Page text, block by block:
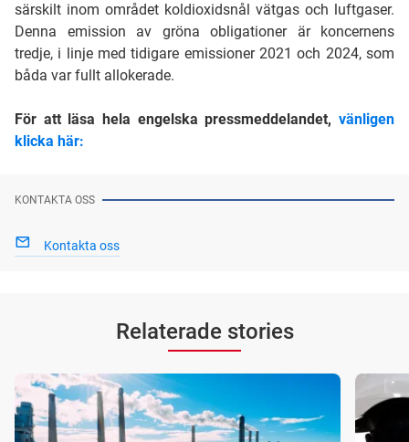
särskilt inom området koldioxidsnål vätgas och luftgaser.
Denna emission av gröna obligationer är koncernens
tredje, i linje med tidigare emissioner 2021 och 2024, som
båda var fullt allokerade.
För att läsa hela engelska pressmeddelandet, vänligen
klicka här:
KONTAKTA OSS
Kontakta oss
Relaterade stories